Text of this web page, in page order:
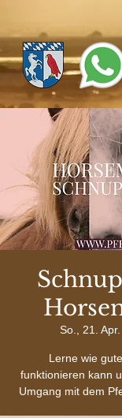
So., 21. Apr.
Lerne wie
funktionieren kann
Umgang mit dem